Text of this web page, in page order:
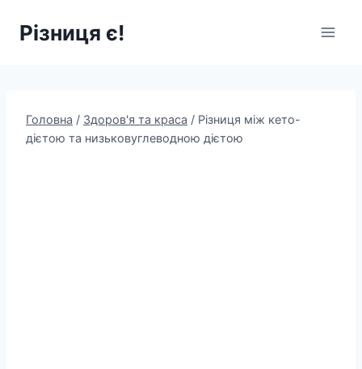
Різниця є!
Головна / Здоров'я та краса / Різниця між кето-
дієтою та низьковуглеводною дієтою